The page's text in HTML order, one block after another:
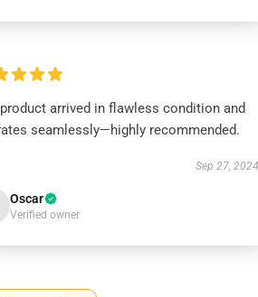
arrived in flawless condition and
seamlessly—highly recommended.
Sep 27, 2024
Oscar
Verified owner